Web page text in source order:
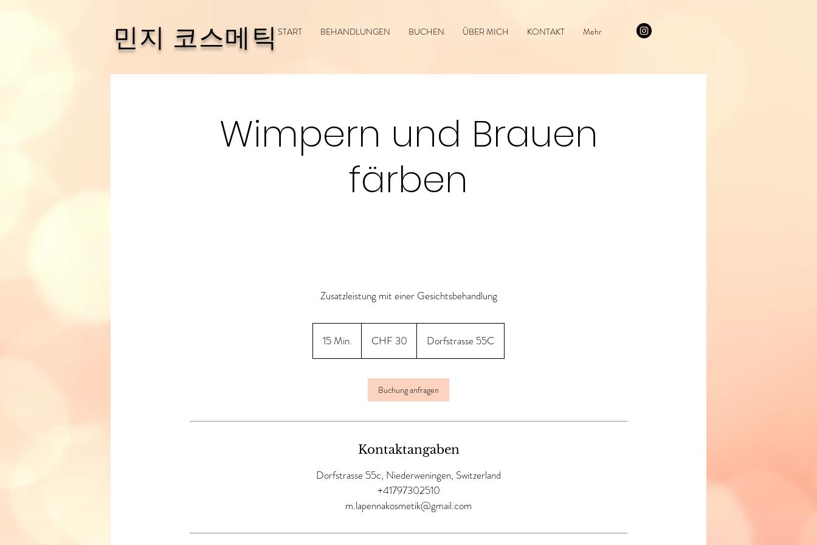
START BEHANDLUNGEN BUCHEN ÜBER MICH KONTAKT Mehr
민지 코스메틱
Wimpern und Brauen
färben
Zusatzleistung mit einer Gesichtsbehandlung
15 Min.
5
Franken
CHF 30 Dorfstrasse 55C
Buchung anfragen
Kontaktangaben
Dorfstrasse 55c, Niederweningen, Switzerland
+41797302510
m.lapennakosmetik@gmail.com